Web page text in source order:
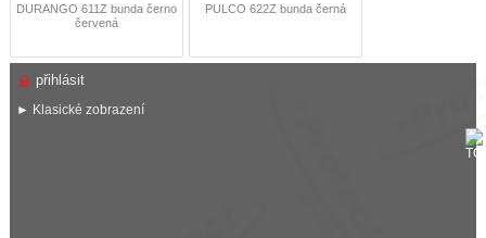
DURANGO 611Z bunda černo
červená
PULCO 622Z bunda černá